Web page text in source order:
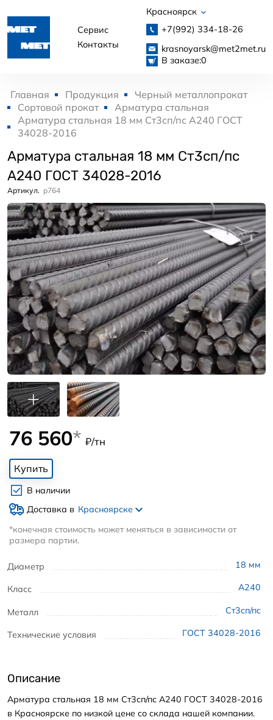
Сервис
Контакты
Красноярск
+7(992) 334-18-26
krasnoyarsk@met2met.ru
В заказе:0
Главная Продукция
Черный металлопрокат
Сортовой прокат
Арматура стальная
Арматура стальная 18 мм Ст3сп/пс А240 ГОСТ
34028-2016
Арматура стальная 18 мм Ст3сп/пс
А240 ГОСТ 34028-2016
Артикул. p764
Диаметр 18 мм
Класс А240
Металл Ст3сп/пс
Технические условия ГОСТ 34028-2016
76 560* ₽/тн
Купить
В наличии
Доставка в Красноярске
*конечная стоимость может меняться в зависимости от
размера партии.
Описание
Арматура стальная 18 мм Ст3сп/пс А240 ГОСТ 34028-2016
в Красноярске по низкой цене со склада нашей компании.